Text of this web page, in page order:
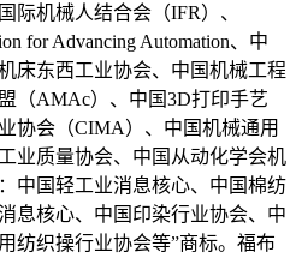
际机械人结合会（IFR）、
for Advancing Automation、中
床东西工业协会、中国机械工程
（AMAc）、中国3D打印手艺
协会（CIMA）、中国机械通用
业质量协会、中国从动化学会机
中国轻工业消息核心、中国棉纺
息核心、中国印染行业协会、中
纺织操行业协会等”商标。福布